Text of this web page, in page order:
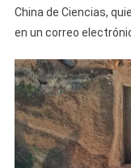
China de Ciencias,
en un correo